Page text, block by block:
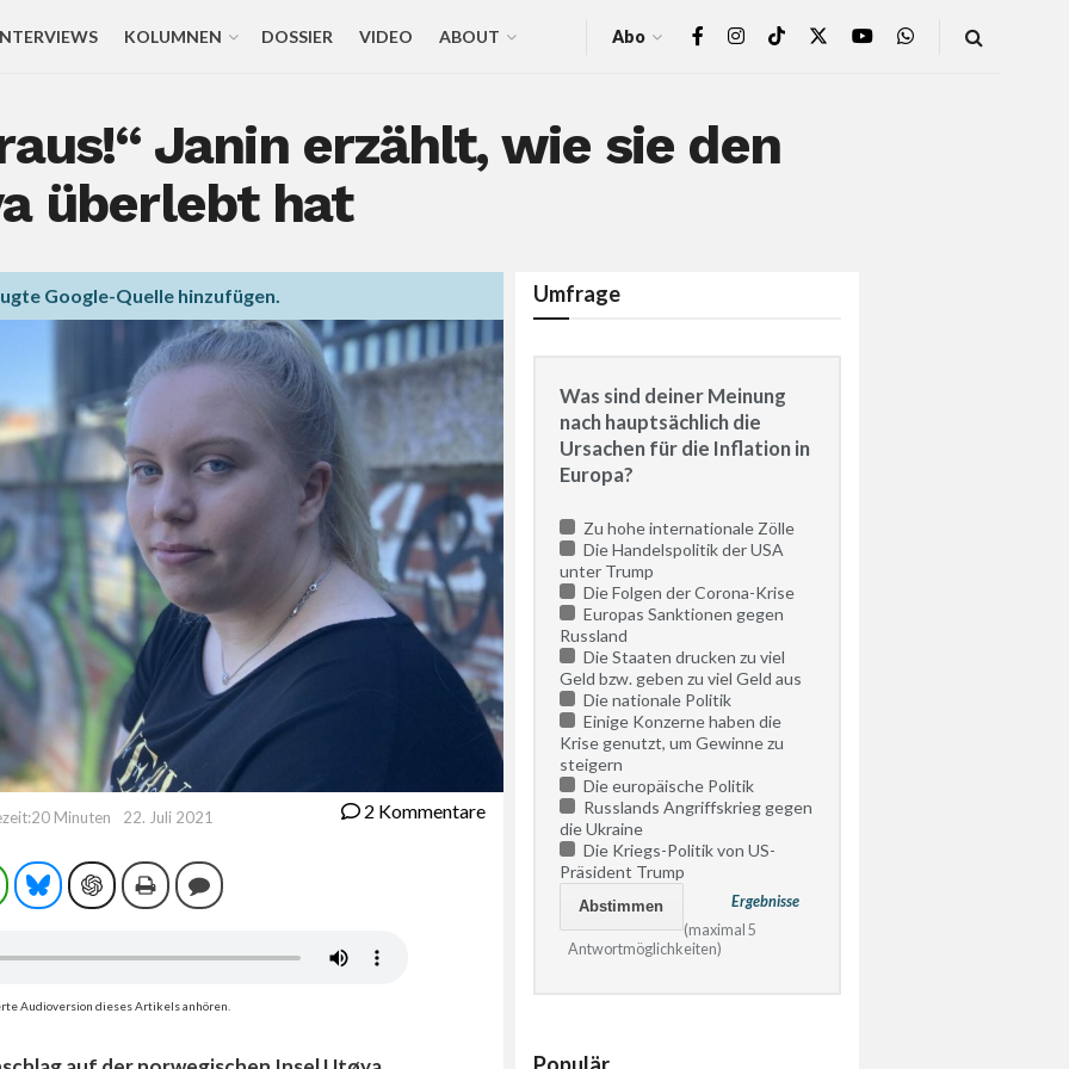
KOLUMNEN DOSSIER VIDEO ABOUT Abo
Janin erzählt, wie sie den
überlebt hat
Google-Quelle hinzufügen.
Minuten 22. Juli 2021 2 Kommentare
WhatsAppBlueskyChatGPTDruckenKommentieren
Audioversion dieses Artikels anhören.
Umfrage
Was sind deiner Meinung
nach hauptsächlich die
Ursachen für die Inflation in
Europa?
Zu hohe internationale Zölle
Die Handelspolitik der USA
unter Trump
Die Folgen der Corona-Krise
Europas Sanktionen gegen
Russland
Die Staaten drucken zu viel
Geld bzw. geben zu viel Geld aus
Die nationale Politik
Einige Konzerne haben die
Krise genutzt, um Gewinne zu
steigern
Die europäische Politik
Russlands Angriffskrieg gegen
die Ukraine
Die Kriegs-Politik von US-
Präsident Trump
Ergebnisse
(maximal 5
Antwortmöglichkeiten)